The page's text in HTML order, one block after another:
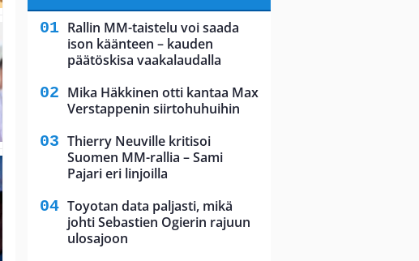
Rallin MM-taistelu voi saada
ison käänteen – kauden
päätöskisa vaakalaudalla
Mika Häkkinen otti kantaa Max
Verstappenin siirtohuhuihin
Thierry Neuville kritisoi
Suomen MM-rallia – Sami
Pajari eri linjoilla
Toyotan data paljasti, mikä
johti Sebastien Ogierin rajuun
ulosajoon